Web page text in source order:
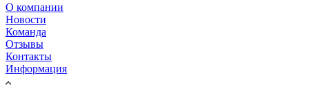
О компании
Новости
Команда
Отзывы
Контакты
Информация